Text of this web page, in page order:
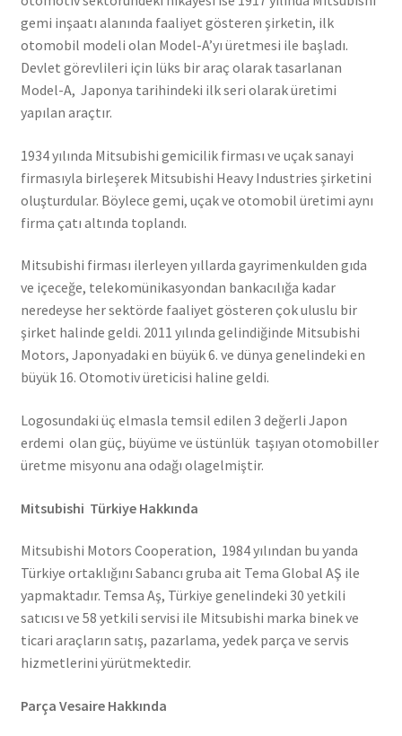
gemi inşaatı alanında faaliyet gösteren şirketin, ilk
otomobil modeli olan Model-A’yı üretmesi ile başladı.
Devlet görevlileri için lüks bir araç olarak tasarlanan
Model-A, Japonya tarihindeki ilk seri olarak üretimi
yapılan araçtır.
1934 yılında Mitsubishi gemicilik firması ve uçak sanayi
firmasıyla birleşerek Mitsubishi Heavy Industries şirketini
oluşturdular. Böylece gemi, uçak ve otomobil üretimi aynı
firma çatı altında toplandı.
Mitsubishi firması ilerleyen yıllarda gayrimenkulden gıda
ve içeceğe, telekomünikasyondan bankacılığa kadar
neredeyse her sektörde faaliyet gösteren çok uluslu bir
şirket halinde geldi. 2011 yılında gelindiğinde Mitsubishi
Motors, Japonyadaki en büyük 6. ve dünya genelindeki en
büyük 16. Otomotiv üreticisi haline geldi.
Logosundaki üç elmasla temsil edilen 3 değerli Japon
erdemi olan güç, büyüme ve üstünlük taşıyan otomobiller
üretme misyonu ana odağı olagelmiştir.
Mitsubishi Türkiye Hakkında
Mitsubishi Motors Cooperation, 1984 yılından bu yanda
Türkiye ortaklığını Sabancı gruba ait Tema Global AŞ ile
yapmaktadır. Temsa Aş, Türkiye genelindeki 30 yetkili
satıcısı ve 58 yetkili servisi ile Mitsubishi marka binek ve
ticari araçların satış, pazarlama, yedek parça ve servis
hizmetlerini yürütmektedir.
Parça Vesaire Hakkında